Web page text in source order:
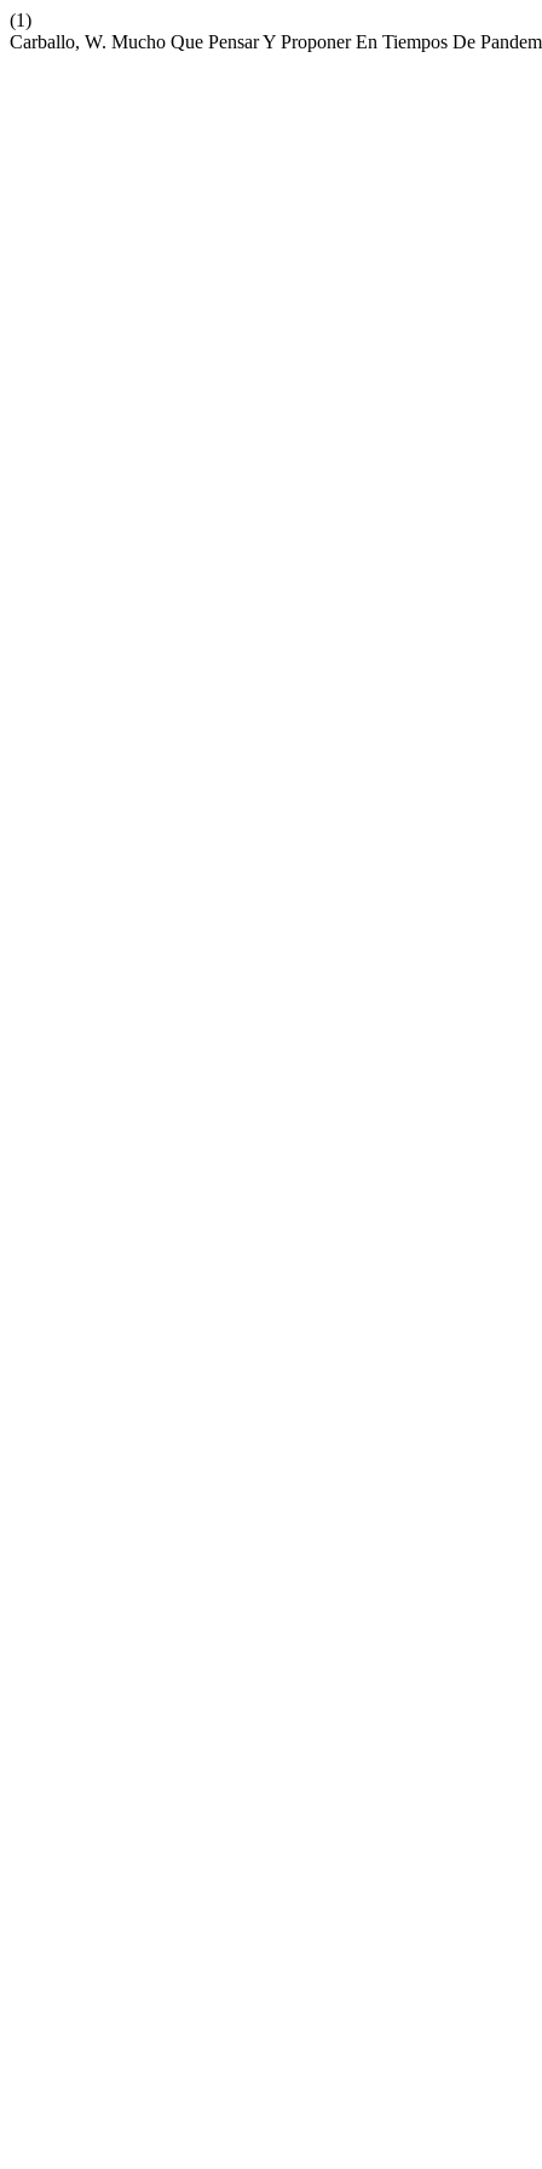
(1)
Carballo, W. Mucho Que Pensar Y Proponer En Tiempos De